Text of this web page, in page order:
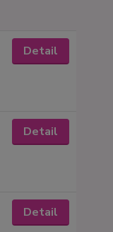
Detail
Detail
Detail